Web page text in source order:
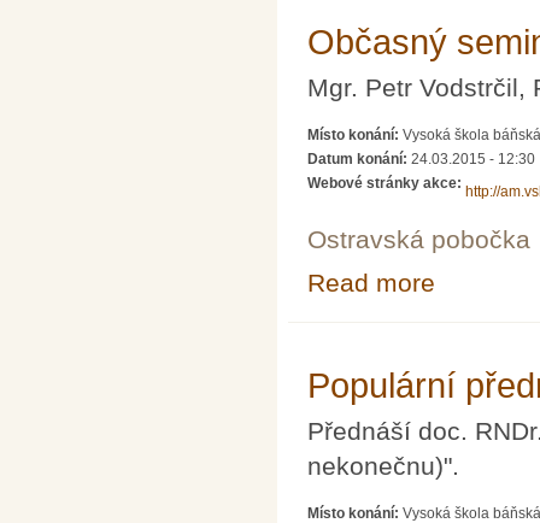
Občasný
Mgr. Petr Vodstrčil,
Místo konání: Vysoká škola
Datum konání: 24.03.2015 - 12:30
Webové stránky akce:
http://
Ostravská pobočka
Read more
Populární
Přednáší doc.
nekonečnu)".
Místo konání: Vysoká škola